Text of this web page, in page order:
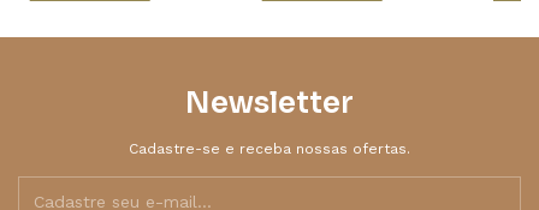
Newsletter
Cadastre-se e receba nossas ofertas.